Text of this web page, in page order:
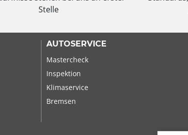
Stelle
AUTOSERVICE
Mastercheck
Inspektion
Klimaservice
Bremsen